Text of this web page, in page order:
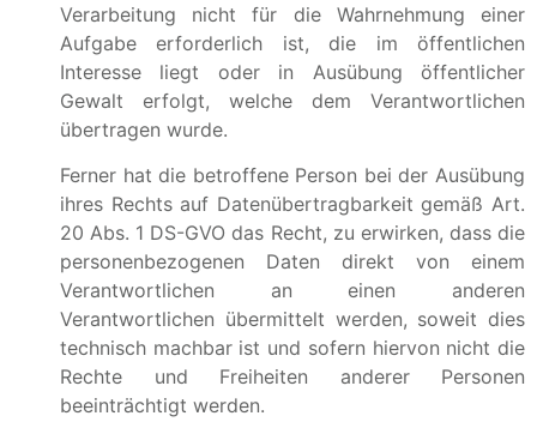
Verarbeitung nicht für die Wahrnehmung einer
Aufgabe erforderlich ist, die im öffentlichen
Interesse liegt oder in Ausübung öffentlicher
Gewalt erfolgt, welche dem Verantwortlichen
übertragen wurde.
Ferner hat die betroffene Person bei der Ausübung
ihres Rechts auf Datenübertragbarkeit gemäß Art.
20 Abs. 1 DS-GVO das Recht, zu erwirken, dass die
personenbezogenen Daten direkt von einem
Verantwortlichen an einen anderen
Verantwortlichen übermittelt werden, soweit dies
technisch machbar ist und sofern hiervon nicht die
Rechte und Freiheiten anderer Personen
beeinträchtigt werden.